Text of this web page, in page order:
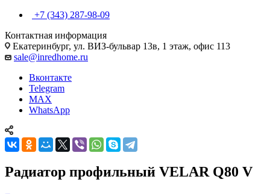
+7 (343) 287-98-09
Контактная информация
Екатеринбург, ул. ВИЗ-бульвар 13в, 1 этаж, офис 113
sale@inredhome.ru
Вконтакте
Telegram
MAX
WhatsApp
Радиатор профильный VELAR Q80 V